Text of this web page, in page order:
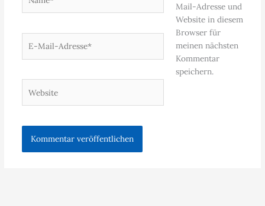
Mail-
Mail-Adresse und
Website in diesem
Browser für
meinen nächsten
Kommentar
speichern.